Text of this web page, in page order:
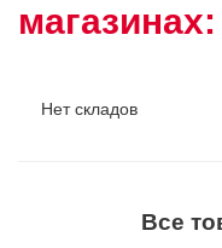
магазинах:
Нет складов
Все